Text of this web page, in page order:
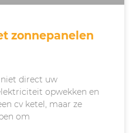
zonnepanelen
direct uw
opwekken en
cv ketel, maar ze
om